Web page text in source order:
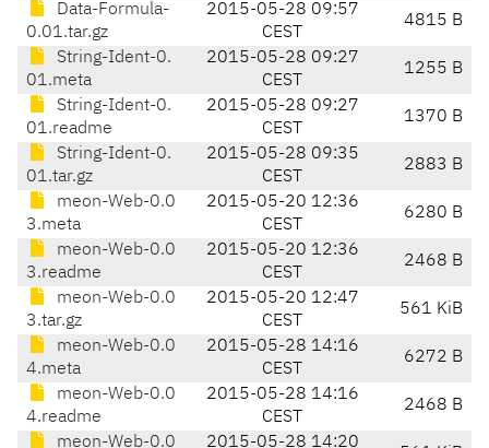
Data-Formula-
0.01.tar.gz
2015-05-28 09:57
CEST
4815 B
String-Ident-0.
01.meta
2015-05-28 09:27
CEST
1255 B
String-Ident-0.
01.readme
2015-05-28 09:27
CEST
1370 B
String-Ident-0.
01.tar.gz
2015-05-28 09:35
CEST
2883 B
meon-Web-0.0
3.meta
2015-05-20 12:36
CEST
6280 B
meon-Web-0.0
3.readme
2015-05-20 12:36
CEST
2468 B
meon-Web-0.0
3.tar.gz
2015-05-20 12:47
CEST
561 KiB
meon-Web-0.0
4.meta
2015-05-28 14:16
CEST
6272 B
meon-Web-0.0
4.readme
2015-05-28 14:16
CEST
2468 B
meon-Web-0.0 2015-05-28 14:20